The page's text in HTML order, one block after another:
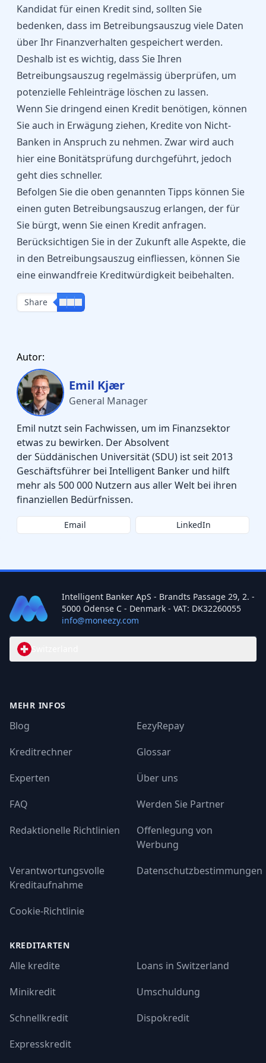
Kandidat für einen Kredit sind, sollten Sie
bedenken, dass im Betreibungsauszug viele Daten
über Ihr Finanzverhalten gespeichert werden.
Deshalb ist es wichtig, dass Sie Ihren
Betreibungsauszug regelmässig überprüfen, um
potenzielle Fehleinträge löschen zu lassen.
Wenn Sie dringend einen Kredit benötigen, können
Sie auch in Erwägung ziehen, Kredite von Nicht-
Banken in Anspruch zu nehmen. Zwar wird auch
hier eine Bonitätsprüfung durchgeführt, jedoch
geht dies schneller.
Befolgen Sie die oben genannten Tipps können Sie
einen guten Betreibungsauszug erlangen, der für
Sie bürgt, wenn Sie einen Kredit anfragen.
Berücksichtigen Sie in der Zukunft alle Aspekte, die
in den Betreibungsauszug einfliessen, können Sie
eine einwandfreie Kreditwürdigkeit beibehalten.
Share
Autor:
Emil Kjær
General Manager
Emil nutzt sein Fachwissen, um im Finanzsektor
etwas zu bewirken. Der Absolvent
der Süddänischen Universität (SDU) ist seit 2013
Geschäftsführer bei Intelligent Banker und hilft
mehr als 500 000 Nutzern aus aller Welt bei ihren
finanziellen Bedürfnissen.
Email LinkedIn
Intelligent Banker ApS - Brandts Passage 29, 2. -
5000 Odense C - Denmark - VAT: DK32260055
info@moneezy.com
MEHR INFOS
Blog
EezyRepay
Kreditrechner
Glossar
Experten
Über uns
FAQ
Werden Sie Partner
Redaktionelle Richtlinien
Offenlegung von
Werbung
Verantwortungsvolle
Kreditaufnahme
Datenschutzbestimmungen
Cookie-Richtlinie
KREDITARTEN
Alle kredite
Loans in Switzerland
Minikredit
Umschuldung
Schnellkredit
Dispokredit
Expresskredit